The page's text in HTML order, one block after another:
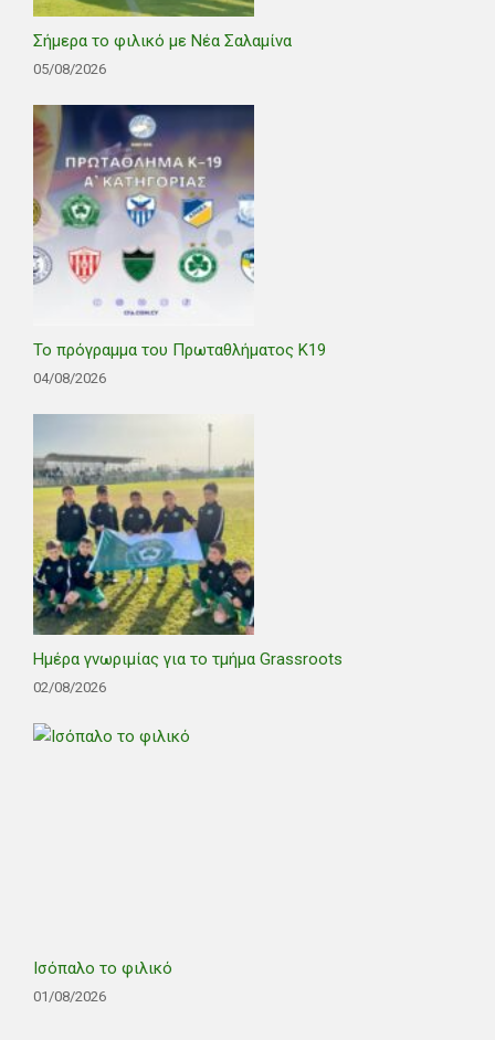
Σήμερα το φιλικό με Νέα Σαλαμίνα
05/08/2026
Το πρόγραμμα του Πρωταθλήματος Κ19
04/08/2026
Ημέρα γνωριμίας για το τμήμα Grassroots
02/08/2026
Ισόπαλο το φιλικό
01/08/2026